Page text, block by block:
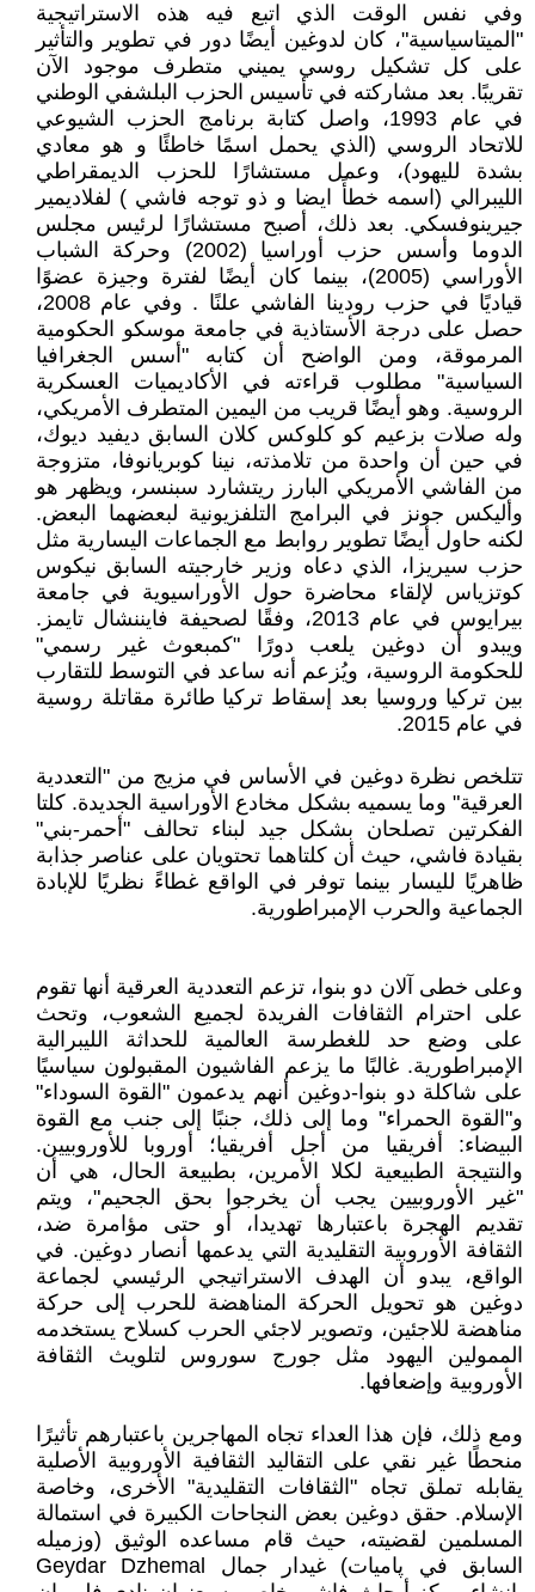
وفي نفس الوقت الذي اتبع فيه هذه الاستراتيجية
"الميتاسياسية"، كان لدوغين أيضًا دور في تطوير والتأثير
على كل تشكيل روسي يميني متطرف موجود الآن
تقريبًا. بعد مشاركته في تأسيس الحزب البلشفي الوطني
في عام 1993، واصل كتابة برنامج الحزب الشيوعي
للاتحاد الروسي (الذي يحمل اسمًا خاطئًا و هو معادي
بشدة لليهود)، وعمل مستشارًا للحزب الديمقراطي
الليبرالي (اسمه خطأً ايضا و ذو توجه فاشي ) لفلاديمير
جيرينوفسكي. بعد ذلك، أصبح مستشارًا لرئيس مجلس
الدوما وأسس حزب أوراسيا (2002) وحركة الشباب
الأوراسي (2005)، بينما كان أيضًا لفترة وجيزة عضوًا
قياديًا في حزب رودينا الفاشي علنًا . وفي عام 2008،
حصل على درجة الأستاذية في جامعة موسكو الحكومية
المرموقة، ومن الواضح أن كتابه "أسس الجغرافيا
السياسية" مطلوب قراءته في الأكاديميات العسكرية
الروسية. وهو أيضًا قريب من اليمين المتطرف الأمريكي،
وله صلات بزعيم كو كلوكس كلان السابق ديفيد ديوك،
في حين أن واحدة من تلامذته، نينا كوبريانوفا، متزوجة
من الفاشي الأمريكي البارز ريتشارد سبنسر، ويظهر هو
وأليكس جونز في البرامج التلفزيونية لبعضهما البعض.
لكنه حاول أيضًا تطوير روابط مع الجماعات اليسارية مثل
حزب سيريزا، الذي دعاه وزير خارجيته السابق نيكوس
كوتزياس لإلقاء محاضرة حول الأوراسيوية في جامعة
بيرايوس في عام 2013، وفقًا لصحيفة فايننشال تايمز.
ويبدو أن دوغين يلعب دورًا "كمبعوث غير رسمي"
للحكومة الروسية، ويُزعم أنه ساعد في التوسط للتقارب
بين تركيا وروسيا بعد إسقاط تركيا طائرة مقاتلة روسية
في عام 2015.
تتلخص نظرة دوغين في الأساس في مزيج من "التعددية
العرقية" وما يسميه بشكل مخادع الأوراسية الجديدة. كلتا
الفكرتين تصلحان بشكل جيد لبناء تحالف "أحمر-بني"
بقيادة فاشي، حيث أن كلتاهما تحتويان على عناصر جذابة
ظاهريًا لليسار بينما توفر في الواقع غطاءً نظريًا للإبادة
الجماعية والحرب الإمبراطورية.
وعلى خطى آلان دو بنوا، تزعم التعددية العرقية أنها تقوم
على احترام الثقافات الفريدة لجميع الشعوب، وتحث
على وضع حد للغطرسة العالمية للحداثة الليبرالية
الإمبراطورية. غالبًا ما يزعم الفاشيون المقبولون سياسيًا
على شاكلة دو بنوا-دوغين أنهم يدعمون "القوة السوداء"
و"القوة الحمراء" وما إلى ذلك، جنبًا إلى جنب مع القوة
البيضاء: أفريقيا من أجل أفريقيا؛ أوروبا للأوروبيين.
والنتيجة الطبيعية لكلا الأمرين، بطبيعة الحال، هي أن
"غير الأوروبيين يجب أن يخرجوا بحق الجحيم"، ويتم
تقديم الهجرة باعتبارها تهديدا، أو حتى مؤامرة ضد،
الثقافة الأوروبية التقليدية التي يدعمها أنصار دوغين. في
الواقع، يبدو أن الهدف الاستراتيجي الرئيسي لجماعة
دوغين هو تحويل الحركة المناهضة للحرب إلى حركة
مناهضة للاجئين، وتصوير لاجئي الحرب كسلاح يستخدمه
الممولين اليهود مثل جورج سوروس لتلويث الثقافة
الأوروبية وإضعافها.
ومع ذلك، فإن هذا العداء تجاه المهاجرين باعتبارهم تأثيرًا
منحطًا غير نقي على التقاليد الثقافية الأوروبية الأصلية
يقابله تملق تجاه "الثقافات التقليدية" الأخرى، وخاصة
الإسلام. حقق دوغين بعض النجاحات الكبيرة في استمالة
المسلمين لقضيته، حيث قام مساعده الوثيق (وزميله
السابق في پاميات) غيدار جمال Geydar Dzhemal